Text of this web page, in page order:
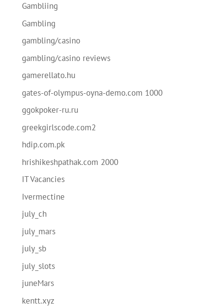
Gambliing
Gambling
gambling/casino
gambling/casino reviews
gamerellato.hu
gates-of-olympus-oyna-demo.com 1000
ggokpoker-ru.ru
greekgirlscode.com2
hdip.com.pk
hrishikeshpathak.com 2000
IT Vacancies
Ivermectine
july_ch
july_mars
july_sb
july_slots
juneMars
kentt.xyz